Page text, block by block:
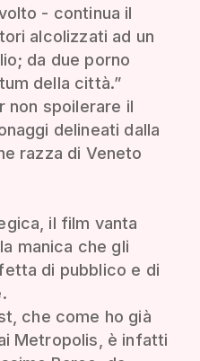
- continua il
alcolizzati ad un
da due porno
della città.”
non spoilerare il
delineati dalla
razza di Veneto
il film vanta
manica che gli
di pubblico e di
che come ho già
Metropolis, è infatti